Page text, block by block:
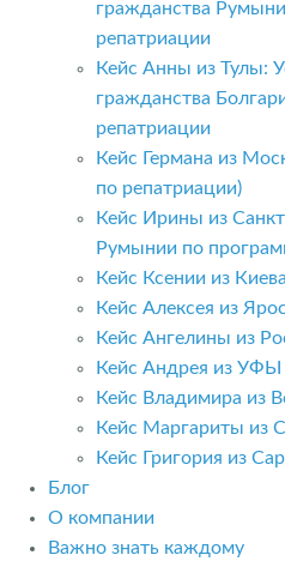
гражданства
репатриации
Кейс Анны из Тулы:
гражданства
репатриации
Кейс Германа из
по репатриации)
Кейс Ирины из
Румынии по
Кейс Ксении из
Кейс Алексея из
Кейс Ангелины из
Кейс Андрея из УФЫ
Кейс Владимира из
Кейс Маргариты из
Кейс Григория из
Блог
О компании
Важно знать каждому